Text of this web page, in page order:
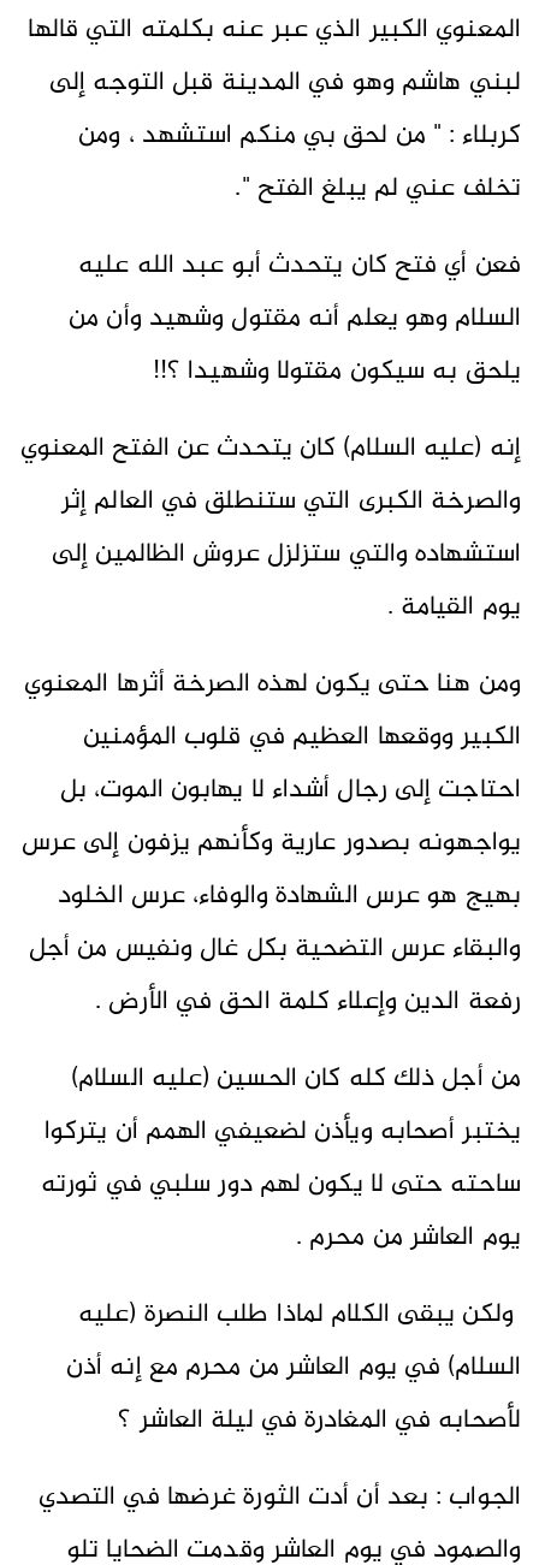
المعنوي الكبير الذي عبر عنه بكلمته التي قالها
لبني هاشم وهو في المدينة قبل التوجه إلى
كربلاء : " من لحق بي منكم استشهد ، ومن
تخلف عني لم يبلغ الفتح ".
فعن أي فتح كان يتحدث أبو عبد الله عليه
السلام وهو يعلم أنه مقتول وشهيد وأن من
يلحق به سيكون مقتولا وشهيدا ؟!!
إنه (عليه السلام) كان يتحدث عن الفتح المعنوي
والصرخة الكبرى التي ستنطلق في العالم إثر
استشهاده والتي ستزلزل عروش الظالمين إلى
يوم القيامة .
ومن هنا حتى يكون لهذه الصرخة أثرها المعنوي
الكبير ووقعها العظيم في قلوب المؤمنين
احتاجت إلى رجال أشداء لا يهابون الموت، بل
يواجهونه بصدور عارية وكأنهم يزفون إلى عرس
بهيج هو عرس الشهادة والوفاء، عرس الخلود
والبقاء عرس التضحية بكل غال ونفيس من أجل
رفعة الدين وإعلاء كلمة الحق في الأرض .
من أجل ذلك كله كان الحسين (عليه السلام)
يختبر أصحابه ويأذن لضعيفي الهمم أن يتركوا
ساحته حتى لا يكون لهم دور سلبي في ثورته
يوم العاشر من محرم .
ولكن يبقى الكلام لماذا طلب النصرة (عليه
السلام) في يوم العاشر من محرم مع إنه أذن
لأصحابه في المغادرة في ليلة العاشر ؟
الجواب : بعد أن أدت الثورة غرضها في التصدي
والصمود في يوم العاشر وقدمت الضحايا تلو